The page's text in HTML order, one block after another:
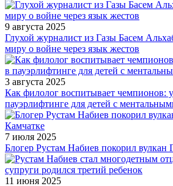
9 августа 2025
Глухой журналист из Газы Басем
миру о войне через язык жестов
3 августа 2025
Как филолог воспитывает чемпионов:
пауэрлифтинге для детей с
7 июля 2025
Блогер Рустам Набиев покорил вулкан
11 июня 2025